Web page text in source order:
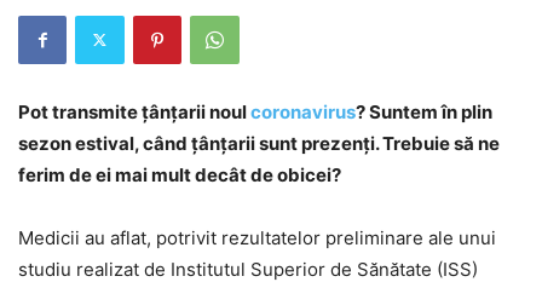
Pot transmite țânțarii noulcoronavirus? Suntem în plin
sezon estival, când țânțarii sunt prezenți. Trebuie să ne
ferim de ei mai mult decât de obicei?
Medicii au aflat, potrivit rezultatelor preliminare ale unui
studiu realizat de Institutul Superior de Sănătate (ISS)